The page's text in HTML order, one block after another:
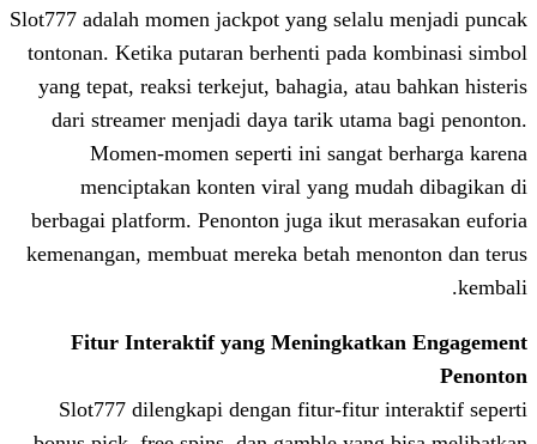
Slot777 adalah momen jackpot yang
tontonan. Ketika putaran berhenti pada
yang tepat, reaksi terkejut, bahagia,
dari streamer menjadi daya tarik
Momen-momen seperti ini
menciptakan konten viral yang
berbagai platform. Penonton juga ikut
kemenangan, membuat mereka betah
Fitur Interaktif yang
Slot777 dilengkapi dengan fitur-